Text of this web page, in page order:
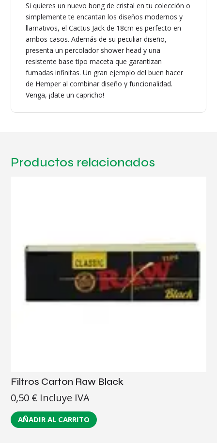
Si quieres un nuevo bong de cristal en tu colección o
simplemente te encantan los diseños modernos y
llamativos, el Cactus Jack de 18cm es perfecto en
ambos casos. Además de su peculiar diseño,
presenta un percolador shower head y una
resistente base tipo maceta que garantizan
fumadas infinitas. Un gran ejemplo del buen hacer
de Hemper al combinar diseño y funcionalidad.
Venga, ¡date un capricho!
Productos relacionados
Filtros Carton Raw Black
0,50 € Incluye IVA
AÑADIR AL CARRITO